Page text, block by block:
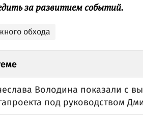
за развитием событий.
обхода
Володина показали с
под руководством